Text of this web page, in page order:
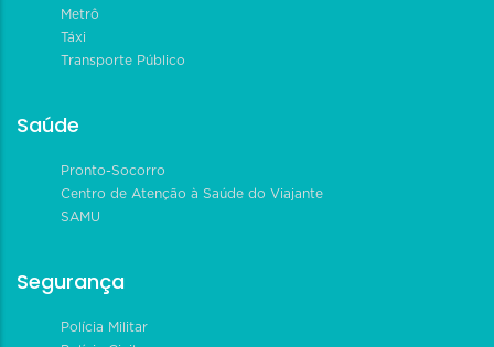
Metrô
Táxi
Transporte Público
Saúde
Pronto-Socorro
Centro de Atenção à Saúde do Viajante
SAMU
Segurança
Polícia Militar